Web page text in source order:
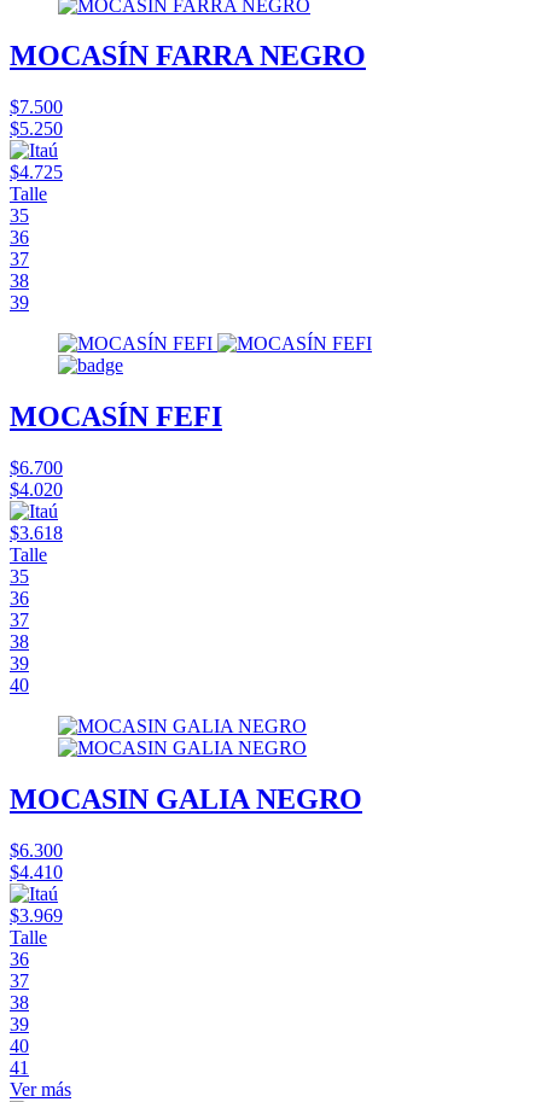
MOCASÍN FARRA NEGRO
$7.500
$5.250
$4.725
Talle
35
36
37
38
39
MOCASÍN FEFI
$6.700
$4.020
$3.618
Talle
35
36
37
38
39
40
MOCASIN GALIA NEGRO
$6.300
$4.410
$3.969
Talle
36
37
38
39
40
41
Ver más